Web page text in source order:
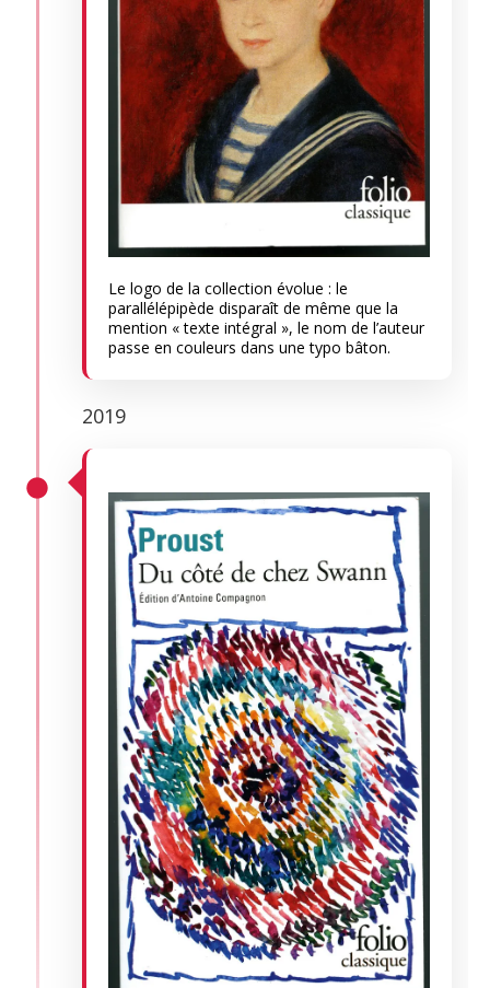
Le logo de la collection évolue : le
parallélépipède disparaît de même que la
mention « texte intégral », le nom de l’auteur
passe en couleurs dans une typo bâton.
2019